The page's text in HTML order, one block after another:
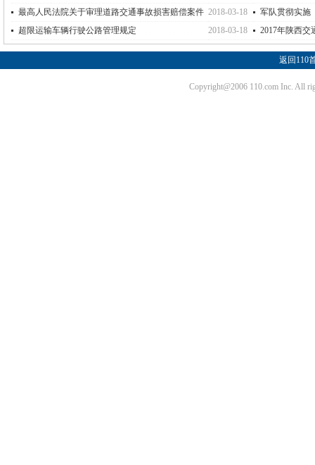
规定
事案件适用法律
最高人民法院关于审理道路交通事故损害赔偿案件
适用法律若干问题的解释
2018-03-18
军队贯彻实施
的规定
超限运输车辆行驶公路管理规定 2018-03-18
2017年陕西交
返回110
Copyright@2006 110.com Inc. All